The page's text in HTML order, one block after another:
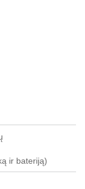
ir bateriją)